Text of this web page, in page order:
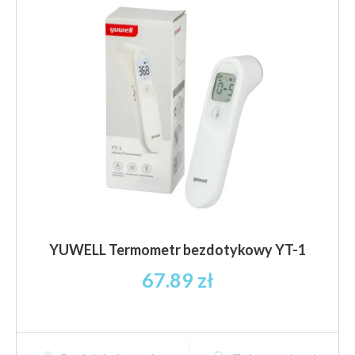
YUWELL Termometr bezdotykowy YT-1
67.89 zł